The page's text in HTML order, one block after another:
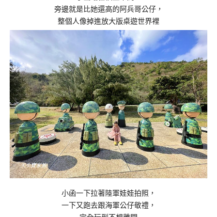
旁邊就是比她還高的阿兵哥公仔，
整個人像掉進放大版桌遊世界裡
小函一下拉著陸軍娃娃拍照，
一下又跑去跟海軍公仔敬禮，